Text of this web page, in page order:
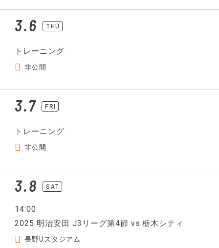
3.6 THU
トレーニング
非公開
3.7 FRI
トレーニング
非公開
3.8 SAT
14:00
2025 明治安田 J3リーグ第4節 vs.栃木シティ
長野Uスタジアム